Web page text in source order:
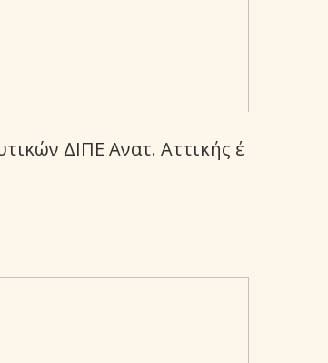
ΔΙΠΕ Ανατ. Αττικής έ